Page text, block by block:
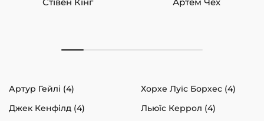
Артур Гейлі (4)
Хорхе Луїс Борхес (4)
Джек Кенфілд (4)
Льюїс Керрол (4)